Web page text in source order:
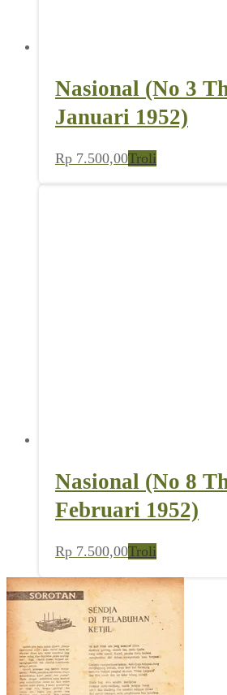
Nasional (No 3
Januari 1952)
Rp 7.500,00Troli
Nasional (No 8
Februari 1952)
Rp 7.500,00Troli